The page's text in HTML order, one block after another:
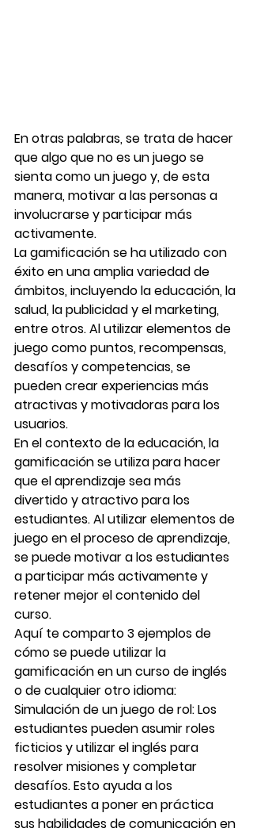
En otras palabras, se trata de hacer
que algo que no es un juego se
sienta como un juego y, de esta
manera, motivar a las personas a
involucrarse y participar más
activamente.
La gamificación se ha utilizado con
éxito en una amplia variedad de
ámbitos, incluyendo la educación, la
salud, la publicidad y el marketing,
entre otros. Al utilizar elementos de
juego como puntos, recompensas,
desafíos y competencias, se
pueden crear experiencias más
atractivas y motivadoras para los
usuarios.
En el contexto de la educación, la
gamificación se utiliza para hacer
que el aprendizaje sea más
divertido y atractivo para los
estudiantes. Al utilizar elementos de
juego en el proceso de aprendizaje,
se puede motivar a los estudiantes
a participar más activamente y
retener mejor el contenido del
curso.
Aquí te comparto 3 ejemplos de
cómo se puede utilizar la
gamificación en un curso de inglés
o de cualquier otro idioma:
Simulación de un juego de rol: Los
estudiantes pueden asumir roles
ficticios y utilizar el inglés para
resolver misiones y completar
desafíos. Esto ayuda a los
estudiantes a poner en práctica
sus habilidades de comunicación en